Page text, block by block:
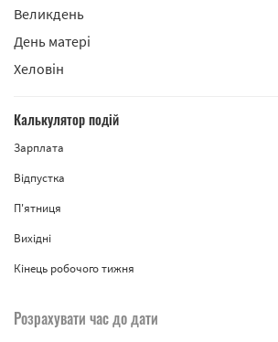
Великдень
День матері
Хеловін
Калькулятор подій
Зарплата
Відпустка
П'ятниця
Вихідні
Кінець робочого тижня
Розрахувати час до дати